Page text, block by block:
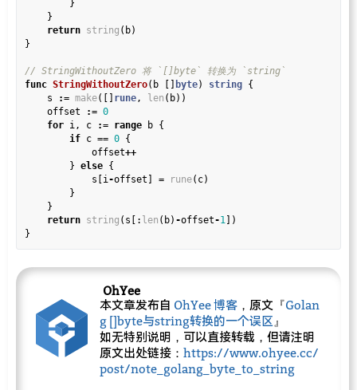
return string (b)
}
func StringWithoutZero(b [] byte) string {
	s
:= make([] rune, len (b))
	offset
:= 0
for i, c := range b {
if c == 0 {
			offset
++
		}
else {
			s[i
-offset] = rune(c)
return string (s[: len (b) -offset-1])
OhYee
本文章发布自 OhYee 博客 ，原文『Golan
g []byte与string转换的一个误区 』
如无特别说明，可以直接转载，但请注明
原文出处链接： https://www.ohyee.cc/
post/note_golang_byte_to_string